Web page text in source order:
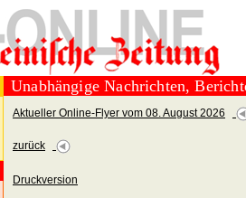
Unabhängige Nachrichten,
Aktueller Online-Flyer vom 08. August 2026
zurück
Druckversion